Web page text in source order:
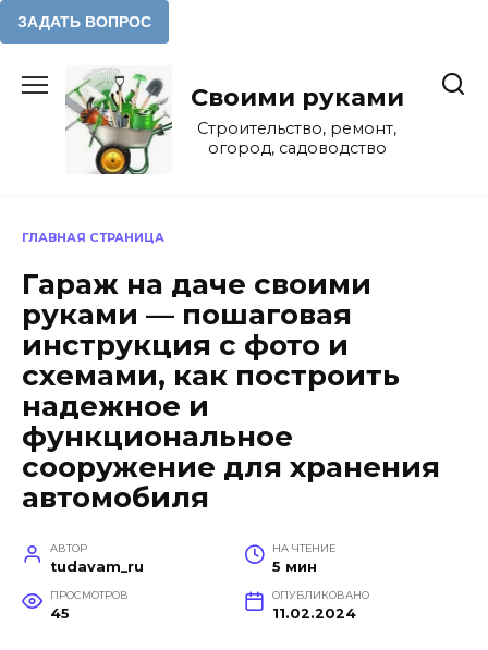
содержанию
Своими руками
Строительство, ремонт,
огород, садоводство
ГЛАВНАЯ СТРАНИЦА
Гараж на даче своими
руками — пошаговая
инструкция с фото и
схемами, как построить
надежное и
функциональное
сооружение для хранения
автомобиля
АВТОР
tudavam_ru
НА ЧТЕНИЕ
5 мин
ПРОСМОТРОВ
45
ОПУБЛИКОВАНО
11.02.2024